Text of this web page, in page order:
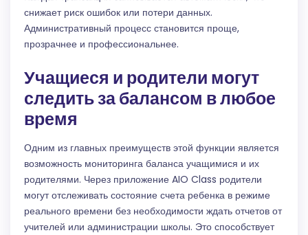
снижает риск ошибок или потери данных.
Административный процесс становится проще,
прозрачнее и профессиональнее.
Учащиеся и родители могут
следить за балансом в любое
время
Одним из главных преимуществ этой функции является
возможность мониторинга баланса учащимися и их
родителями. Через приложение AIO Class родители
могут отслеживать состояние счета ребенка в режиме
реального времени без необходимости ждать отчетов от
учителей или администрации школы. Это способствует